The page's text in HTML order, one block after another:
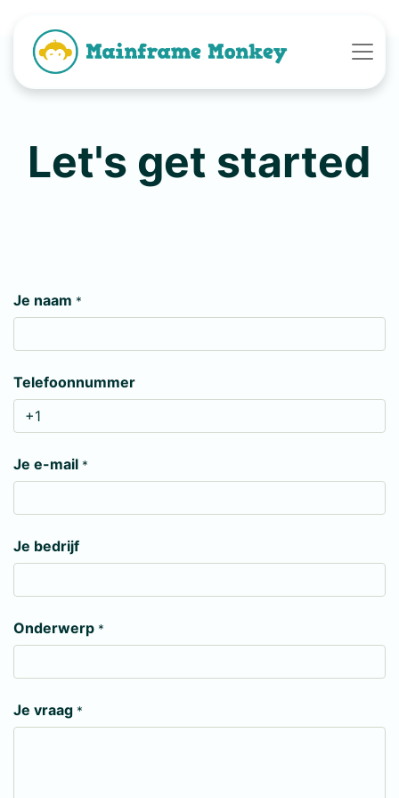
Let's get started
Je naam *
Telefoonnummer
Je e-mail *
Je bedrijf
Onderwerp *
Je vraag *